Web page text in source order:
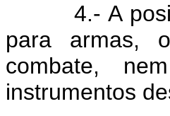
4.- A
para armas,
combate,
instrumentos